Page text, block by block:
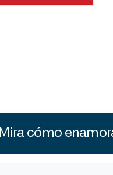
Mira cómo